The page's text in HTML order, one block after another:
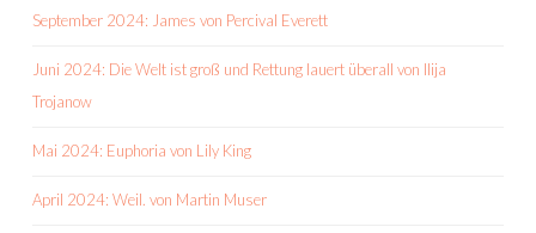
September 2024: James von Percival Everett
Juni 2024: Die Welt ist groß und Rettung lauert überall von Ilija
Trojanow
Mai 2024: Euphoria von Lily King
April 2024: Weil. von Martin Muser